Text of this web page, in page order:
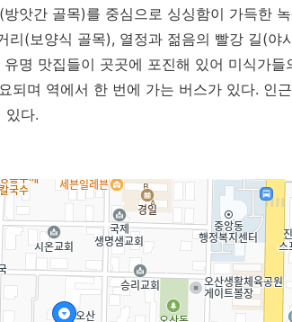
앗간 골목)를 중심으로 싱싱함이 가득한
(보양식 골목), 열정과 젊음의 빨강 길(야
명 맛집들이 곳곳에 포진해 있어 미식가들
되며 역에서 한 번에 가는 버스가 있다. 인
있다.